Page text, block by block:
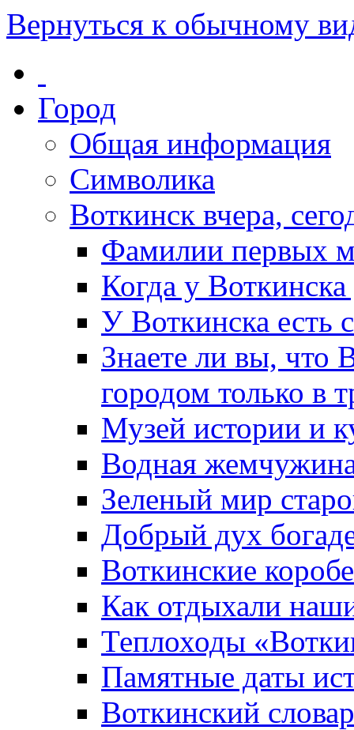
Вернуться к обычному
Город
Общая информация
Символика
Воткинск вчера,
Фамилии первых
Когда у
У Воткинска есть
Знаете ли вы, что
городом только в
Музей истории и
Водная
Зеленый мир
Добрый дух
Воткинские
Как отдыхали
Теплоходы
Памятные даты
Воткинский